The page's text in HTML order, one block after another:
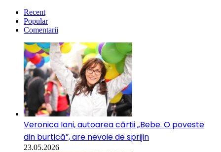
Recent
Popular
Comentarii
Veronica Iani, autoarea cărții „Bebe. O poveste
din burtică”, are nevoie de sprijin
23.05.2026